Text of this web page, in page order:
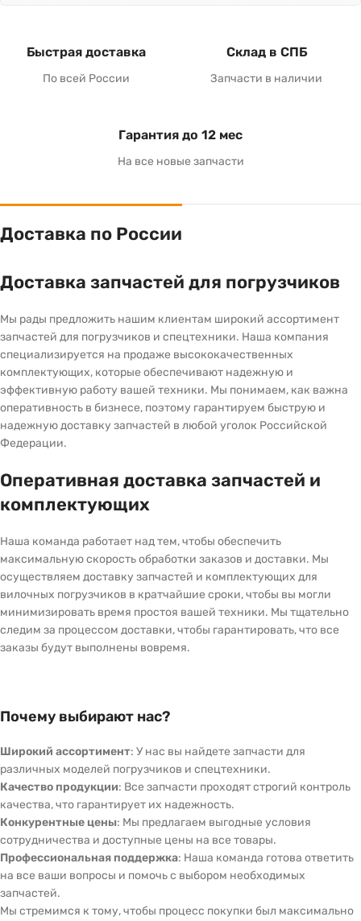
Быстрая доставка
По всей России
Склад в СПБ
Запчасти в наличии
Гарантия до 12 мес
На все новые запчасти
Доставка по России
Доставка запчастей для погрузчиков
Мы рады предложить нашим клиентам широкий ассортимент
запчастей для погрузчиков и спецтехники. Наша компания
специализируется на продаже высококачественных
комплектующих, которые обеспечивают надежную и
эффективную работу вашей техники. Мы понимаем, как важна
оперативность в бизнесе, поэтому гарантируем быструю и
надежную доставку запчастей в любой уголок Российской
Федерации.
Оперативная доставка запчастей и
комплектующих
Наша команда работает над тем, чтобы обеспечить
максимальную скорость обработки заказов и доставки. Мы
осуществляем доставку запчастей и комплектующих для
вилочных погрузчиков в кратчайшие сроки, чтобы вы могли
минимизировать время простоя вашей техники. Мы тщательно
следим за процессом доставки, чтобы гарантировать, что все
заказы будут выполнены вовремя.
Почему выбирают нас?
Широкий ассортимент: У нас вы найдете запчасти для
различных моделей погрузчиков и спецтехники.
Качество продукции: Все запчасти проходят строгий контроль
качества, что гарантирует их надежность.
Конкурентные цены: Мы предлагаем выгодные условия
сотрудничества и доступные цены на все товары.
Профессиональная поддержка: Наша команда готова ответить
на все ваши вопросы и помочь с выбором необходимых
запчастей.
Мы стремимся к тому, чтобы процесс покупки был максимально